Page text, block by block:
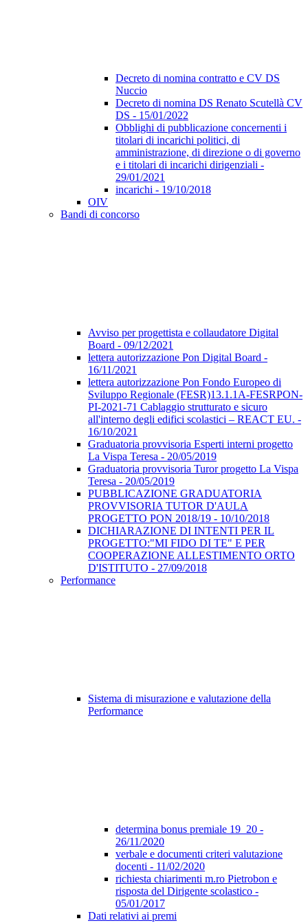
Decreto di nomina contratto e CV DS
Nuccio
Decreto di nomina DS Renato Scutellà CV
DS - 15/01/2022
Obblighi di pubblicazione concernenti i
titolari di incarichi politici, di
amministrazione, di direzione o di governo
e i titolari di incarichi dirigenziali -
29/01/2021
incarichi - 19/10/2018
OIV
Bandi di concorso
Avviso per progettista e collaudatore Digital
Board - 09/12/2021
lettera autorizzazione Pon Digital Board -
16/11/2021
lettera autorizzazione Pon Fondo Europeo di
Sviluppo Regionale (FESR)13.1.1A-FESRPON-
PI-2021-71 Cablaggio strutturato e sicuro
all'interno degli edifici scolastici – REACT EU. -
16/10/2021
Graduatoria provvisoria Esperti interni progetto
La Vispa Teresa - 20/05/2019
Graduatoria provvisoria Turor progetto La Vispa
Teresa - 20/05/2019
PUBBLICAZIONE GRADUATORIA
PROVVISORIA TUTOR D'AULA
PROGETTO PON 2018/19 - 10/10/2018
DICHIARAZIONE DI INTENTI PER IL
PROGETTO:"MI FIDO DI TE" E PER
COOPERAZIONE ALLESTIMENTO ORTO
D'ISTITUTO - 27/09/2018
Performance
Sistema di misurazione e valutazione della
Performance
determina bonus premiale 19_20 -
26/11/2020
verbale e documenti criteri valutazione
docenti - 11/02/2020
richiesta chiarimenti m.ro Pietrobon e
risposta del Dirigente scolastico -
05/01/2017
Dati relativi ai premi